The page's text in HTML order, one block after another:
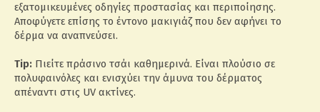
εξατομικευμένες οδηγίες προστασίας και περιποίησης.
Αποφύγετε επίσης το έντονο μακιγιάζ που δεν αφήνει το
δέρμα να αναπνεύσει.
Tip: Πιείτε πράσινο τσάι καθημερινά. Είναι πλούσιο σε
πολυφαινόλες και ενισχύει την άμυνα του δέρματος
απέναντι στις UV ακτίνες.